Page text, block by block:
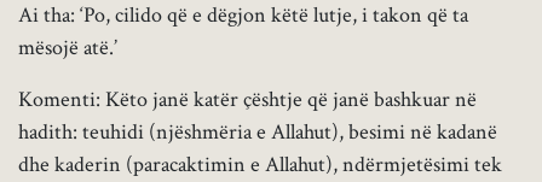
Ai tha: ‘Po, cilido që e dëgjon këtë lutje, i takon që ta
mësojë atë.’
Komenti: Këto janë katër çështje që janë bashkuar në
hadith: teuhidi (njëshmëria e Allahut), besimi në kadanë
dhe kaderin (paracaktimin e Allahut), ndërmjetësimi tek